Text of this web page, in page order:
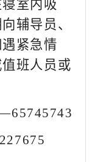
室内吸
辅导员、
紧急情
班人员或
65745743